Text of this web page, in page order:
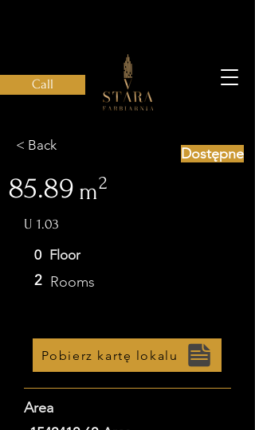
Call
< Back
85.89 m
U 1.03
0 Floor
2 Rooms
Pobierz kartę lokalu
Area
Dostępne
2